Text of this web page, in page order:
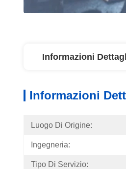
Informazioni
Informazioni
Luogo Di Origine:
Ingegneria:
Tipo Di Servizio: